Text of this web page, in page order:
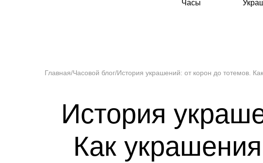
Часы
Главная/Часовой блог/История украшений: от корон до тотемов.
История
Как